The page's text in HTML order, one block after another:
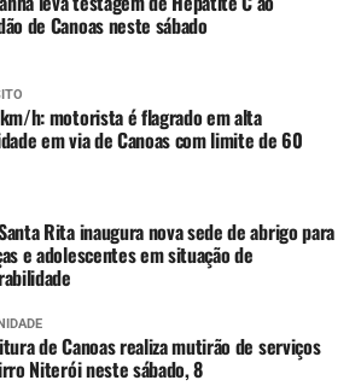
de Canoas neste sábado
km/h: motorista é flagrado em alta
em via de Canoas com limite de 60
Rita inaugura nova sede de abrigo para
e adolescentes em situação de
de Canoas realiza mutirão de serviços
Niterói neste sábado, 8